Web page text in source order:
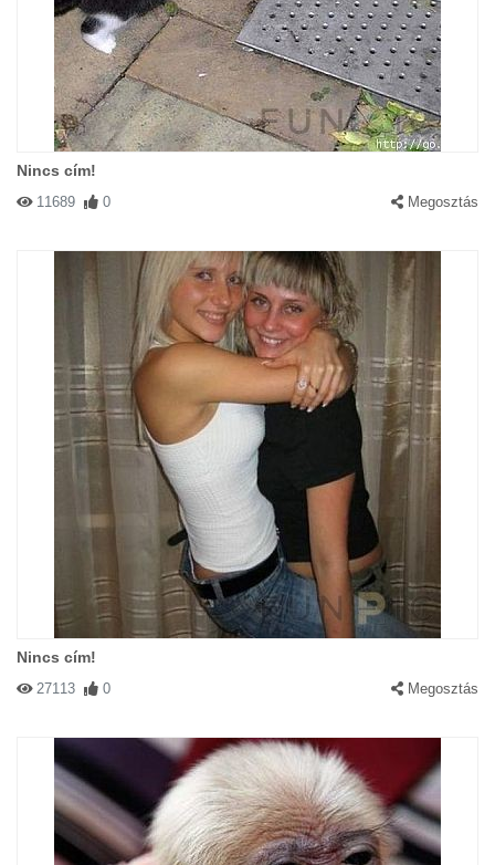
Nincs cím!
11689 0 Megosztás
Nincs cím!
27113 0 Megosztás